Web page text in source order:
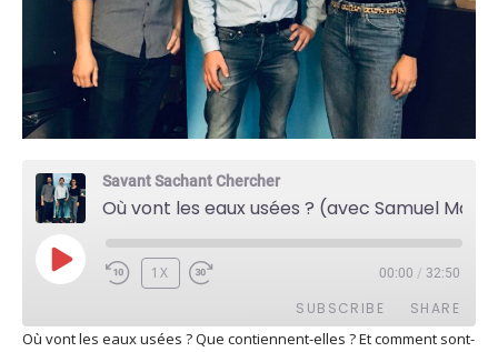
Savant Sachant Chercher
PLAY
EPISODE
1X 00:00 / 32:50
SUBSCRIBE SHARE
Où vont les eaux usées ? Que contiennent-elles ? Et comment sont-